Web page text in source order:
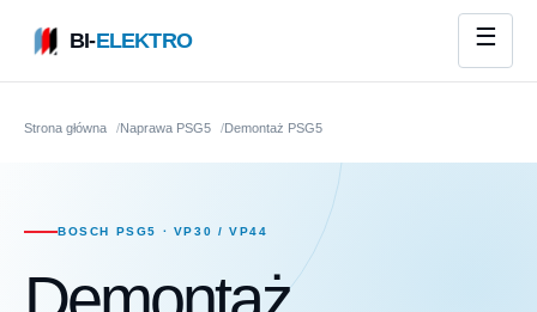
BI-ELEKTRO
Strona główna Naprawa PSG5 Demontaż PSG5
BOSCH PSG5 · VP30 / VP44